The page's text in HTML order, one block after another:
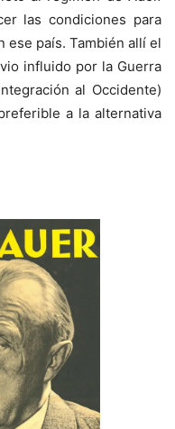
las condiciones para
país. También allí el
influido por la Guerra
al Occidente)
a la alternativa